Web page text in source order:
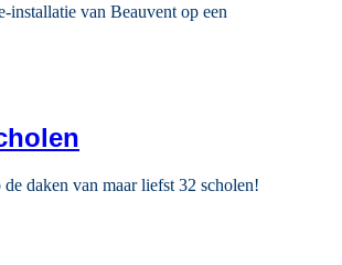
installatie van Beauvent op een
daken van maar liefst 32 scholen!